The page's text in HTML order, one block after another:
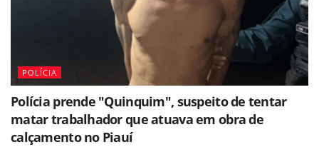
POLÍCIA
Polícia prende "Quinquim", suspeito de tentar
matar trabalhador que atuava em obra de
calçamento no Piauí